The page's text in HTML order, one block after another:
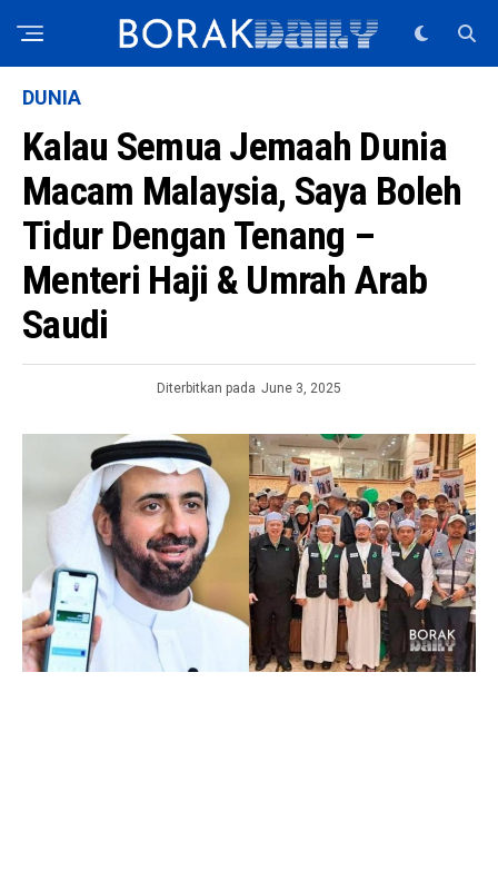
DUNIA
Kalau Semua Jemaah Dunia
Macam Malaysia, Saya Boleh
Tidur Dengan Tenang –
Menteri Haji & Umrah Arab
Saudi
Diterbitkan pada June 3, 2025